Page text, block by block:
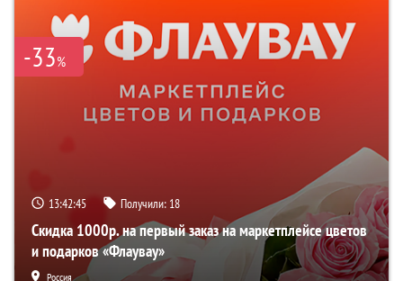
-33%
13:42:45 Получили: 18
Скидка 1000р. на первый заказ на маркетплейсе цветов
и подарков «Флаувау»
Россия